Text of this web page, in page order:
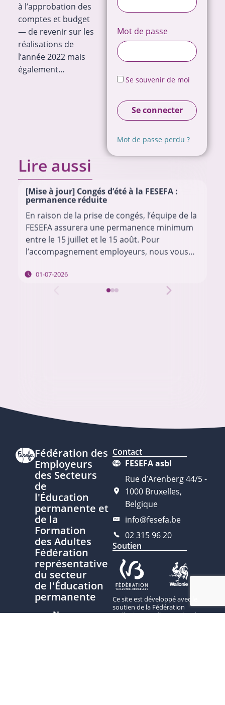
à l’approbation des
comptes et budget
— de revenir sur les
réalisations de
l’année 2022 mais
également…
Mot de passe
Se souvenir de moi
Se connecter
Mot de passe perdu ?
Lire aussi
[Mise à jour] Congés d’été à la FESEFA :
permanence réduite
En raison de la prise de congés, l’équipe de la
FESEFA assurera une permanence minimum
entre le 15 juillet et le 15 août. Pour
l’accompagnement employeurs, nous vous
01-07-2026
Fédération des
Employeurs
des Secteurs
de
l'Éducation
permanente et
de la
Formation
des Adultes
Fédération
représentative
du secteur
de l'Éducation
permanente
Nous
Contact
FESEFA asbl
Rue d’Arenberg 44/5 -
1000 Bruxelles,
Belgique
info@fesefa.be
02 315 96 20
Soutien
Ce site est développé avec le
soutien de la Fédération
Wallonie-Bruxelles, service de